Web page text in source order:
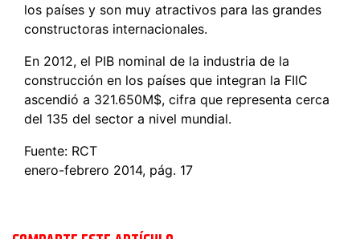
los países y son muy atractivos para las grandes
constructoras internacionales.
En 2012, el PIB nominal de la industria de la
construcción en los países que integran la FIIC
ascendió a 321.650M$, cifra que representa cerca
del 135 del sector a nivel mundial.
Fuente: RCT
enero-febrero 2014, pág. 17